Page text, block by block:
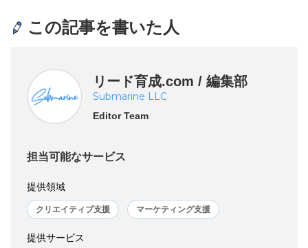
この記事を書いた人
リード育成.com / 編集部
Submarine LLC
Editor Team
担当可能なサービス
提供領域
クリエイティブ支援 マーケティング支援
提供サービス